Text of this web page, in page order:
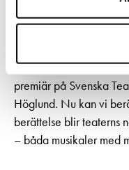
Jonas Gardells
tårar utan
musikal på
Hösten 2028 får
premiär på Svenska
Höglund. Nu kan vi
berättelse blir teaterns
– båda musikaler med